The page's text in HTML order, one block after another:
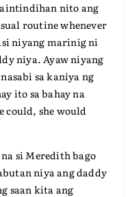
nito ang
routine whenever
niyang marinig ni
niya. Ayaw niyang
sa kaniya ng
ito sa bahay na
could, she would
si Meredith bago
niya ang daddy
saan kita ang